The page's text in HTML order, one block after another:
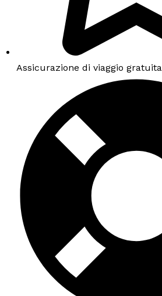
Assicurazione di viaggio gratuita